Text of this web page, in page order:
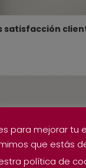
satisfacción
para mejorar tu
que estás
política de